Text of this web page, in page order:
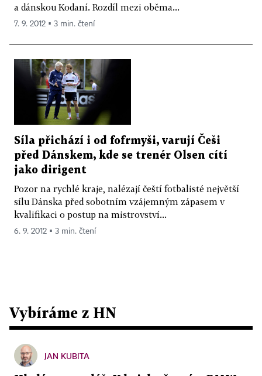
a dánskou Kodaní. Rozdíl mezi oběma...
7. 9. 2012 ▪ 3 min. čtení
Síla přichází i od fofrmyši, varují Češi
před Dánskem, kde se trenér Olsen cítí
jako dirigent
Pozor na rychlé kraje, nalézají čeští fotbalisté největší
sílu Dánska před sobotním vzájemným zápasem v
kvalifikaci o postup na mistrovství...
6. 9. 2012 ▪ 3 min. čtení
Vybíráme z HN
JAN KUBITA